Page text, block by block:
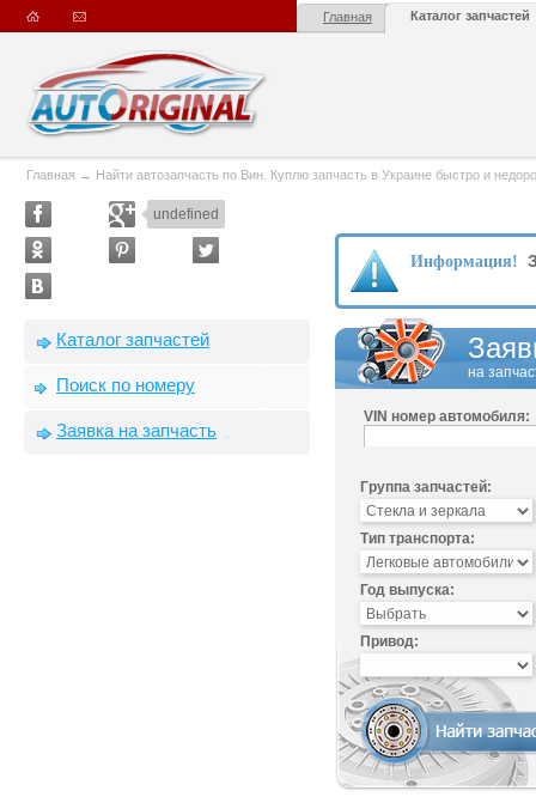
Главная Каталог запчастей
Главная → Найти автозапчасть по Вин. Куплю запчасть в Украине быстро и
undefined
Каталог запчастей
Поиск по номеру
Заявка на запчасть
Информация!
на
VIN номер автомобиля:
Группа запчастей:
Тип транспорта:
Год выпуска:
Привод: